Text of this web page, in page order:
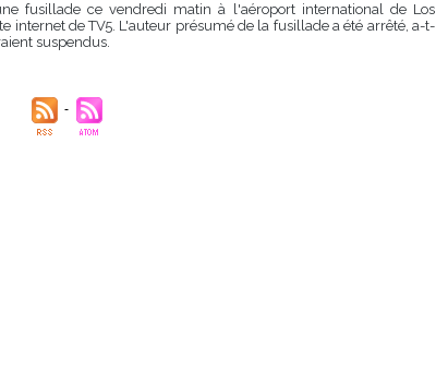
fusillade ce vendredi matin à l'aéroport international de Los
internet de TV5. L'auteur présumé de la fusillade a été arrêté, a-t-
suspendus.